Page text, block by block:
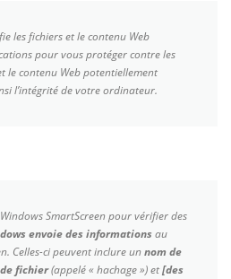
les fichiers et le contenu Web
pour vous protéger contre les
le contenu Web potentiellement
l’intégrité de votre ordinateur.
SmartScreen pour vérifier des
envoie des informationsau
Celles-ci peuvent inclure unnom de
fichier(appelé « hachage ») et[des